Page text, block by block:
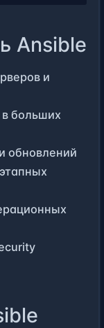
Ansible
и
больших
обновлений